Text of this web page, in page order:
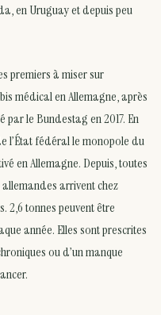
en Uruguay et depuis peu
premiers à miser sur
médical en Allemagne, après
le Bundestag en 2017. En
l’État fédéral le monopole du
en Allemagne. Depuis, toutes
arrivent chez
2,6 tonnes peuvent être
année. Elles sont prescrites
ou d’un manque